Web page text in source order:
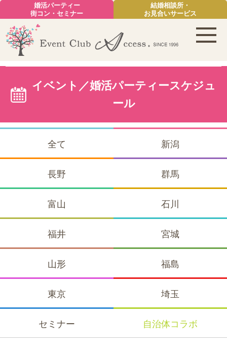
婚活パーティー
街コン・セミナー
結婚相談所・
お見合いサービス
イベント／婚活パーティースケジュ
ール
全て 新潟
長野 群馬
富山 石川
福井 宮城
山形 福島
東京 埼玉
セミナー 自治体コラボ